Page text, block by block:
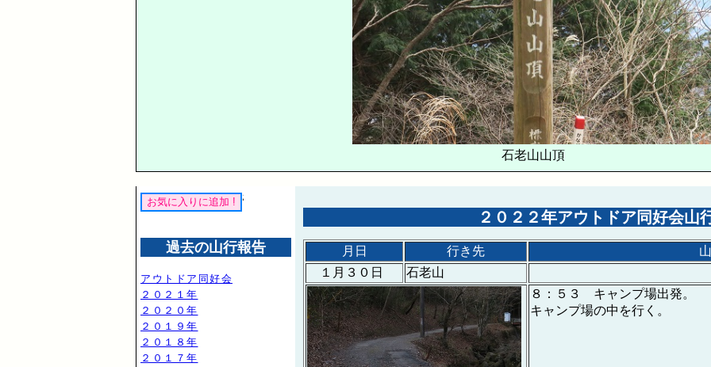
石老山山頂
２０２２年アウトドア同好会山
月日 行き先
１月３０日
石老山
８：５３ キャンプ場出発。
キャンプ場の中を行く。
過去の山行報告
アウトドア同好会
２０２１年
２０２０年
２０１９年
２０１８年
２０１７年